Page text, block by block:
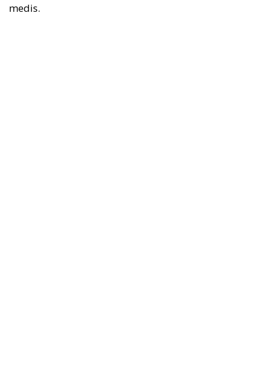
medis.